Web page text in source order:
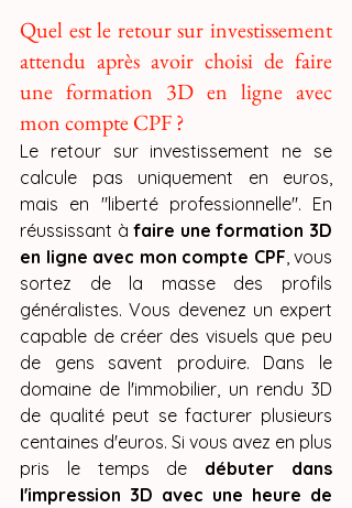
Quel est le retour sur investissement
attendu après avoir choisi de faire
une formation 3D en ligne avec
mon compte CPF ?
Le retour sur investissement ne se
calcule pas uniquement en euros,
mais en "liberté professionnelle". En
réussissant à faire une formation 3D
en ligne avec mon compte CPF , vous
sortez de la masse des profils
généralistes. Vous devenez un expert
capable de créer des visuels que peu
de gens savent produire. Dans le
domaine de l'immobilier, un rendu 3D
de qualité peut se facturer plusieurs
centaines d'euros. Si vous avez en plus
pris le temps de débuter dans
l'impression 3D avec une heure de